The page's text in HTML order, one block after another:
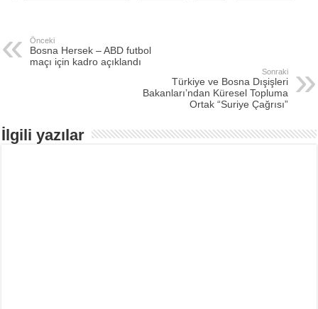
Önceki
Bosna Hersek – ABD futbol
maçı için kadro açıklandı
Sonraki
Türkiye ve Bosna Dışişleri
Bakanları’ndan Küresel Topluma
Ortak “Suriye Çağrısı”
İlgili yazılar